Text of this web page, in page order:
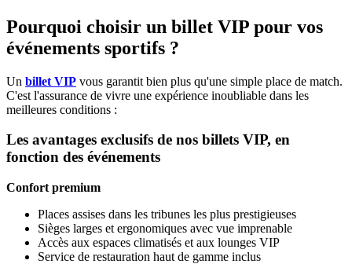
Pourquoi choisir un billet VIP pour vos
événements sportifs ?
Un billet VIP vous garantit bien plus qu'une simple place de match.
C'est l'assurance de vivre une expérience inoubliable dans les
meilleures conditions :
Les avantages exclusifs de nos billets VIP, en
fonction des événements
Confort premium
Places assises dans les tribunes les plus prestigieuses
Sièges larges et ergonomiques avec vue imprenable
Accès aux espaces climatisés et aux lounges VIP
Service de restauration haut de gamme inclus